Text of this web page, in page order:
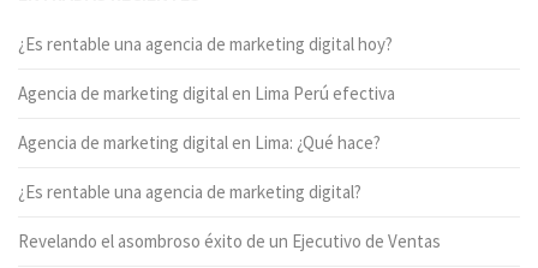
¿Es rentable una agencia de marketing digital hoy?
Agencia de marketing digital en Lima Perú efectiva
Agencia de marketing digital en Lima: ¿Qué hace?
¿Es rentable una agencia de marketing digital?
Revelando el asombroso éxito de un Ejecutivo de Ventas